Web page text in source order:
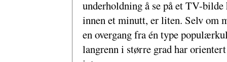
underholdning å se på et TV-
innen et minutt, er liten. Selv om
en overgang fra én type
langrenn i større grad har